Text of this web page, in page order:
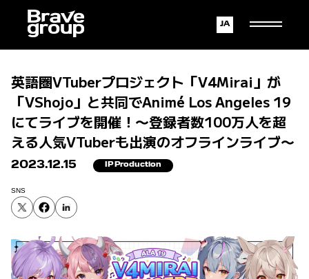
English
Japanese
英語圏VTuberプロジェクト「V4Mirai」が
「VShojo」と共同でAnimé Los Angeles 19
にてライブを開催！〜登録者数100万人を超
える人気VTuberも出演のオフラインライブ〜
2023.12.15 IP Production
SNS